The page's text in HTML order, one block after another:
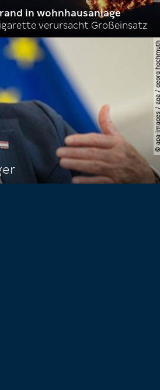
in wohnhausanlage
verursacht Großeinsatz
© apa-images /